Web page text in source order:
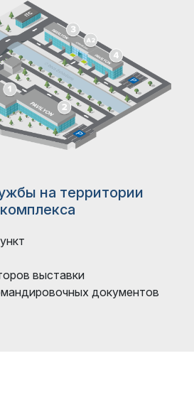
на территории
выставки
документов